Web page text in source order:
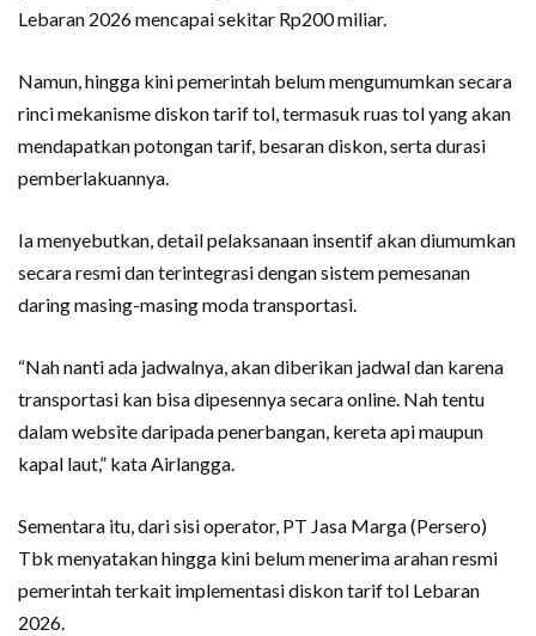
Lebaran 2026 mencapai sekitar Rp200 miliar.
Namun, hingga kini pemerintah belum mengumumkan secara
rinci mekanisme diskon tarif tol, termasuk ruas tol yang akan
mendapatkan potongan tarif, besaran diskon, serta durasi
pemberlakuannya.
Ia menyebutkan, detail pelaksanaan insentif akan diumumkan
secara resmi dan terintegrasi dengan sistem pemesanan
daring masing-masing moda transportasi.
“Nah nanti ada jadwalnya, akan diberikan jadwal dan karena
transportasi kan bisa dipesennya secara online. Nah tentu
dalam website daripada penerbangan, kereta api maupun
kapal laut,” kata Airlangga.
Sementara itu, dari sisi operator, PT Jasa Marga (Persero)
Tbk menyatakan hingga kini belum menerima arahan resmi
pemerintah terkait implementasi diskon tarif tol Lebaran
2026.